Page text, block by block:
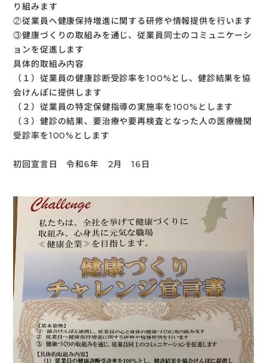
り組みます
②従業員へ健康保持増進に関する研修や情報提供を行います
③健康づくりの取組みを通じ、従業員同士のコミュニケーシ
ョンを促進します
具体的取組み内容
（１）従業員の健康診断受診率を100%とし、健診結果を協
会けんぽに提供します
（２）従業員の特定保健指導の実施率を100%とします
（３）健診の結果、要治療や要再検査となった人の医療機関
受診率を100%とします
初回宣言日 令和6年 2月 16日